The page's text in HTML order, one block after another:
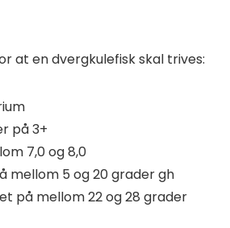
at en dvergkulefisk skal trives:
på 3+
7,0 og 8,0
mellom 5 og 20 grader gh
på mellom 22 og 28 grader